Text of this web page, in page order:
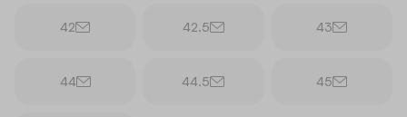
42 42.5 43
44 44.5 45